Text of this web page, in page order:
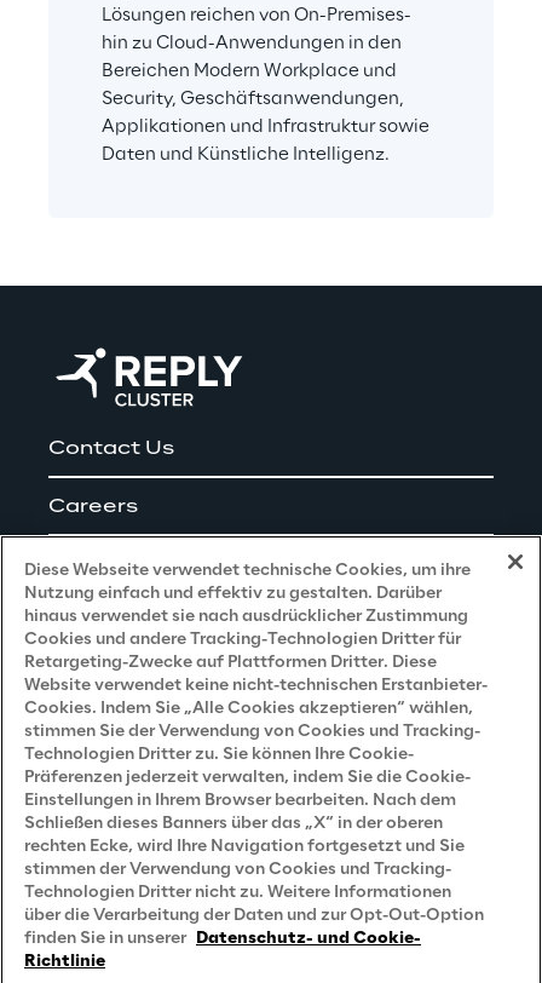
Lösungen reichen von On-Premises-
hin zu Cloud-Anwendungen in den
Bereichen Modern Workplace und
Security, Geschäftsanwendungen,
Applikationen und Infrastruktur sowie
Daten und Künstliche Intelligenz.
Contact Us
Careers
Impressum
Privacy and Legal
Datenschutz- und Cookie Richtlinie
Datenschutzhinweis(Bewerber)
Datenschutzhinweis (Kunden)
Datenschutzhinweis(Dienstleister)
Datenschutzhinweis(Marketing)
Grundsatzerklärung - LKSG (Deutschland)
Diese Webseite verwendet technische Cookies, um ihre
Nutzung einfach und effektiv zu gestalten. Darüber
hinaus verwendet sie nach ausdrücklicher Zustimmung
Cookies und andere Tracking-Technologien Dritter für
Retargeting-Zwecke auf Plattformen Dritter. Diese
Website verwendet keine nicht-technischen Erstanbieter-
Cookies. Indem Sie „Alle Cookies akzeptieren“ wählen,
stimmen Sie der Verwendung von Cookies und Tracking-
Technologien Dritter zu. Sie können Ihre Cookie-
Präferenzen jederzeit verwalten, indem Sie die Cookie-
Einstellungen in Ihrem Browser bearbeiten. Nach dem
Schließen dieses Banners über das „X“ in der oberen
rechten Ecke, wird Ihre Navigation fortgesetzt und Sie
stimmen der Verwendung von Cookies und Tracking-
Technologien Dritter nicht zu. Weitere Informationen
über die Verarbeitung der Daten und zur Opt-Out-Option
finden Sie in unserer Datenschutz- und Cookie-
Richtlinie